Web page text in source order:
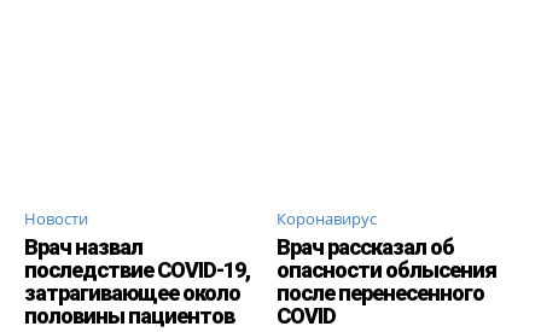
Новости
Врач назвал
последствие COVID-19,
затрагивающее около
половины пациентов
Коронавирус
Врач рассказал об
опасности облысения
после перенесенного
COVID